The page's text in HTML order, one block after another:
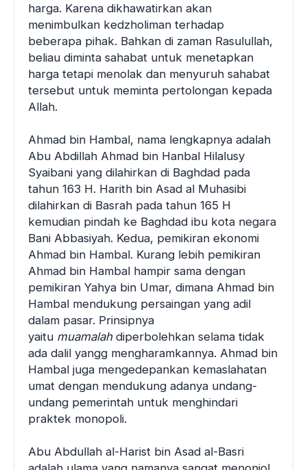
harga. Karena dikhawatirkan akan
menimbulkan kedzholiman terhadap
beberapa pihak. Bahkan di zaman Rasulullah,
beliau diminta sahabat untuk menetapkan
harga tetapi menolak dan menyuruh sahabat
tersebut untuk meminta pertolongan kepada
Allah.
Ahmad bin Hambal, nama lengkapnya adalah
Abu Abdillah Ahmad bin Hanbal Hilalusy
Syaibani yang dilahirkan di Baghdad pada
tahun 163 H. Harith bin Asad al Muhasibi
dilahirkan di Basrah pada tahun 165 H
kemudian pindah ke Baghdad ibu kota negara
Bani Abbasiyah. Kedua, pemikiran ekonomi
Ahmad bin Hambal. Kurang lebih pemikiran
Ahmad bin Hambal hampir sama dengan
pemikiran Yahya bin Umar, dimana Ahmad bin
Hambal mendukung persaingan yang adil
dalam pasar. Prinsipnya
yaitu muamalahdiperbolehkan selama tidak
ada dalil yangg mengharamkannya. Ahmad bin
Hambal juga mengedepankan kemaslahatan
umat dengan mendukung adanya undang-
undang pemerintah untuk menghindari
praktek monopoli.
Abu Abdullah al-Harist bin Asad al-Basri